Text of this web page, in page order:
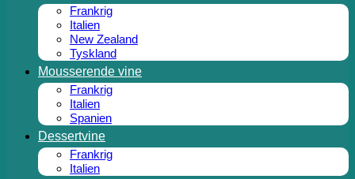
Frankrig
Italien
New Zealand
Tyskland
Mousserende vine
Frankrig
Italien
Spanien
Dessertvine
Frankrig
Italien